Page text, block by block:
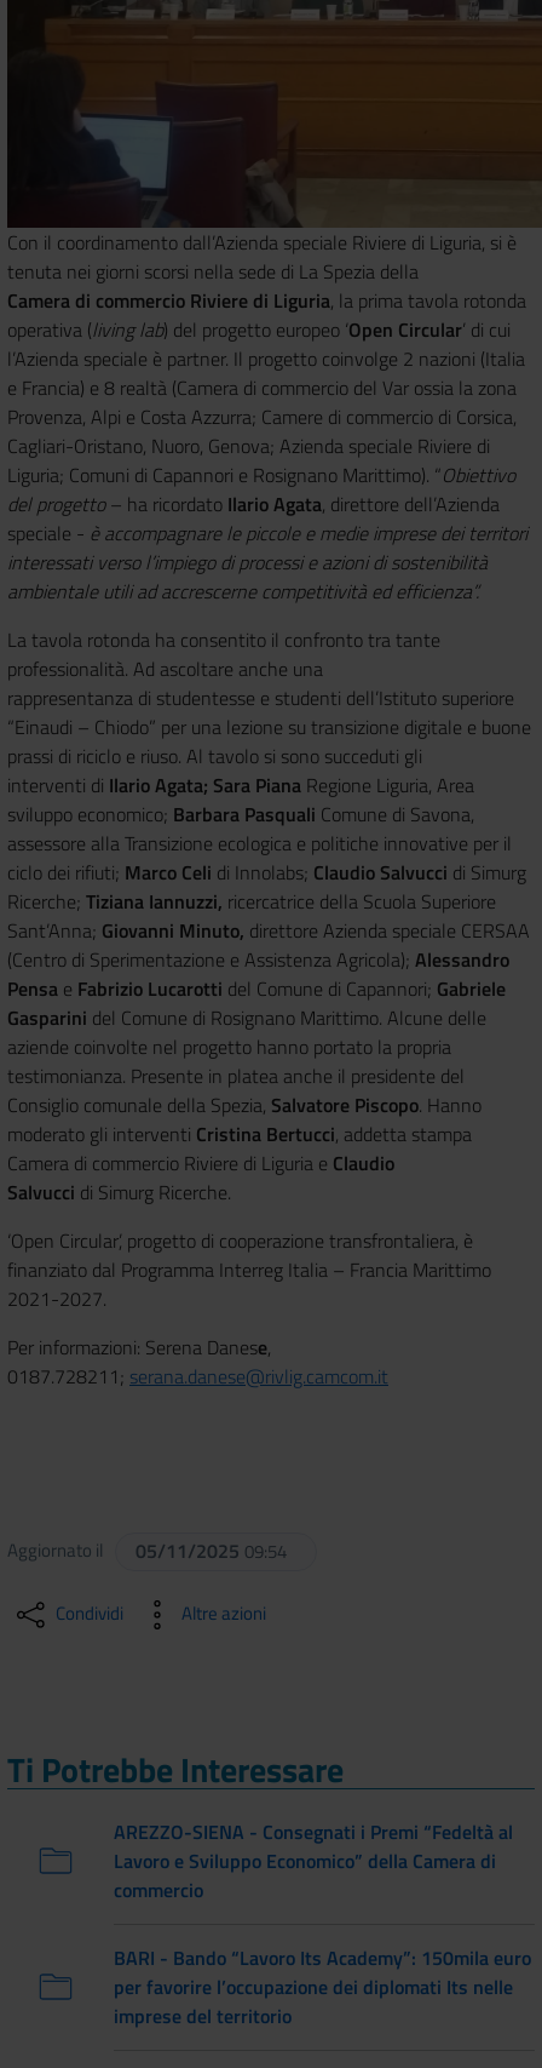
Con il coordinamento dall’Azienda speciale Riviere di Liguria, si è
tenuta nei giorni scorsi nella sede di La Spezia della
Camera di commercio Riviere di Liguria, la prima tavola rotonda
operativa (living lab) del progetto europeo ‘Open Circular’ di cui
l’Azienda speciale è partner. Il progetto coinvolge 2 nazioni (Italia
e Francia) e 8 realtà (Camera di commercio del Var ossia la zona
Provenza, Alpi e Costa Azzurra; Camere di commercio di Corsica,
Cagliari-Oristano, Nuoro, Genova; Azienda speciale Riviere di
Liguria; Comuni di Capannori e Rosignano Marittimo). “Obiettivo
del progetto– ha ricordato Ilario Agata, direttore dell’Azienda
speciale - è accompagnare le piccole e medie imprese dei territori
interessati verso l’impiego di processi e azioni di sostenibilità
ambientale utili ad accrescerne competitività ed efficienza”.
La tavola rotonda ha consentito il confronto tra tante
professionalità. Ad ascoltare anche una
rappresentanza di studentesse e studenti dell’Istituto superiore
“Einaudi – Chiodo” per una lezione su transizione digitale e buone
prassi di riciclo e riuso. Al tavolo si sono succeduti gli
interventi di Ilario Agata; Sara Piana Regione Liguria, Area
sviluppo economico; Barbara Pasquali Comune di Savona,
assessore alla Transizione ecologica e politiche innovative per il
ciclo dei rifiuti; Marco Celi di Innolabs; Claudio Salvucci di Simurg
Ricerche; Tiziana Iannuzzi, ricercatrice della Scuola Superiore
Sant’Anna; Giovanni Minuto, direttore Azienda speciale CERSAA
(Centro di Sperimentazione e Assistenza Agricola); Alessandro
Pensa e Fabrizio Lucarotti del Comune di Capannori; Gabriele
Gasparini del Comune di Rosignano Marittimo. Alcune delle
aziende coinvolte nel progetto hanno portato la propria
testimonianza. Presente in platea anche il presidente del
Consiglio comunale della Spezia, Salvatore Piscopo. Hanno
moderato gli interventi Cristina Bertucci, addetta stampa
Camera di commercio Riviere di Liguria e Claudio
Salvucci di Simurg Ricerche.
‘Open Circular’, progetto di cooperazione transfrontaliera, è
finanziato dal Programma Interreg Italia – Francia Marittimo
2021-2027.
Per informazioni: Serena Danese,
0187.728211; serana.danese@rivlig.camcom.it
Aggiornato il 05/11/2025 09:54
Condividi Altre azioni
Ti Potrebbe Interessare
AREZZO-SIENA - Consegnati i Premi “Fedeltà al
Lavoro e Sviluppo Economico” della Camera di
commercio
BARI - Bando “Lavoro Its Academy”: 150mila euro
per favorire l’occupazione dei diplomati Its nelle
imprese del territorio